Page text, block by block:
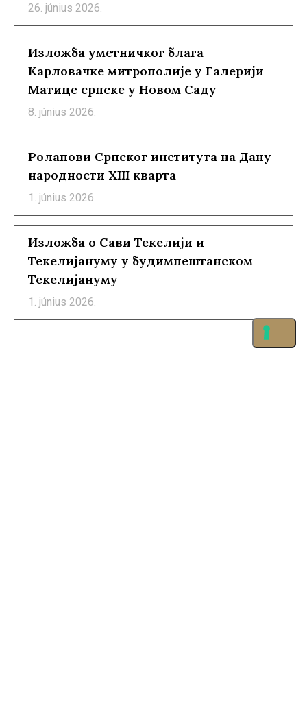
26. június 2026.
Изложба уметничког блага
Карловачке митрополије у Галерији
Матице српске у Новом Саду
8. június 2026.
Ролапови Српског института на Дану
народности XIII кварта
1. június 2026.
Изложба о Сави Текелији и
Текелијануму у будимпештанском
Текелијануму
1. június 2026.